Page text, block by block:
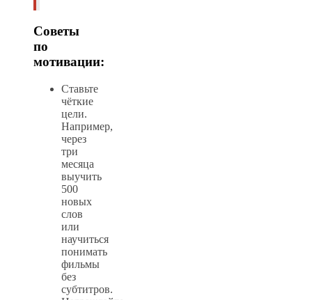
Советы
по
мотивации:
Ставьте
чёткие
цели.
Например,
через
три
месяца
выучить
500
новых
слов
или
научиться
понимать
фильмы
без
субтитров.